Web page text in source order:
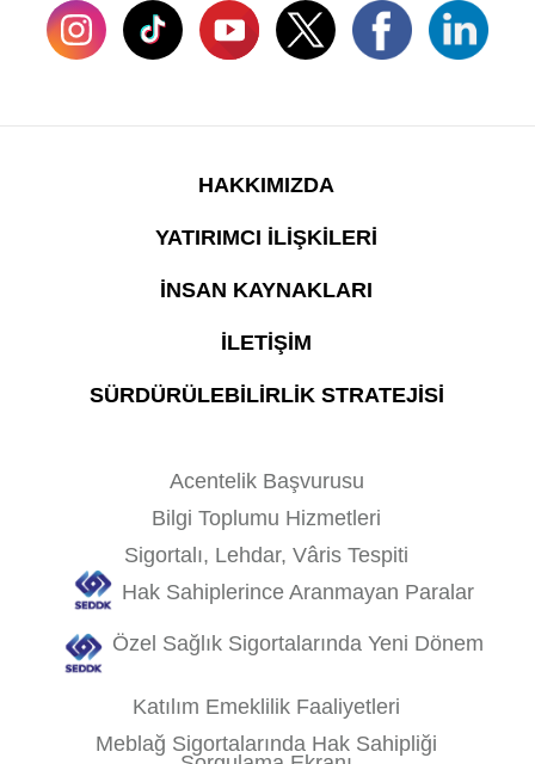
HAKKIMIZDA
YATIRIMCI İLİŞKİLERİ
İNSAN KAYNAKLARI
İLETİŞİM
SÜRDÜRÜLEBİLİRLİK STRATEJİSİ
Acentelik Başvurusu
Bilgi Toplumu Hizmetleri
Sigortalı, Lehdar, Vâris Tespiti
Hak Sahiplerince Aranmayan Paralar
Özel Sağlık Sigortalarında Yeni Dönem
Katılım Emeklilik Faaliyetleri
Meblağ Sigortalarında Hak Sahipliği